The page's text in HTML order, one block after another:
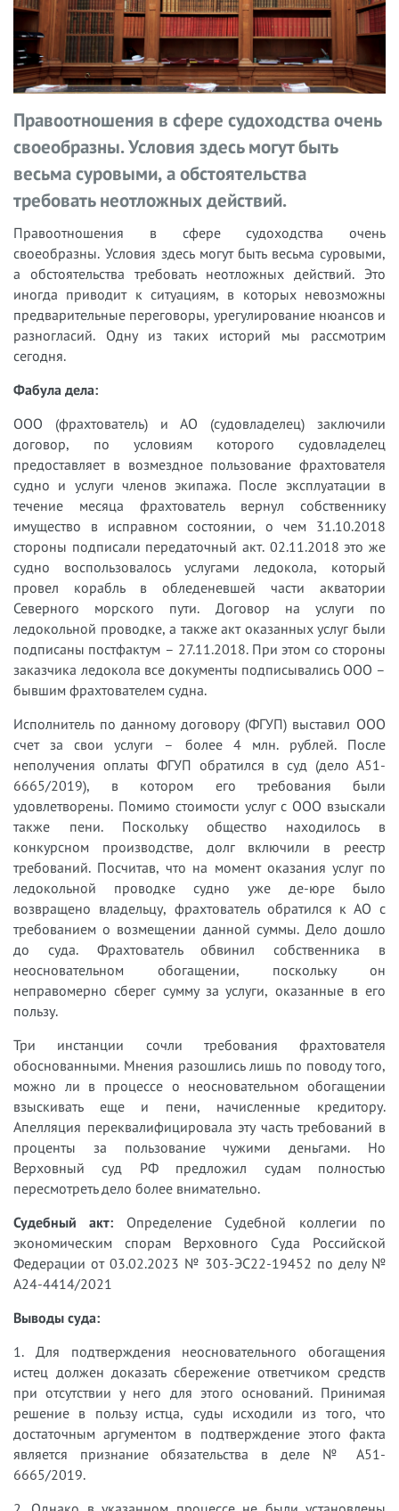
Правоотношения в сфере судоходства очень
своеобразны. Условия здесь могут быть
весьма суровыми, а обстоятельства
требовать неотложных действий.
Правоотношения в сфере судоходства очень
своеобразны. Условия здесь могут быть весьма суровыми,
а обстоятельства требовать неотложных действий. Это
иногда приводит к ситуациям, в которых невозможны
предварительные переговоры, урегулирование нюансов и
разногласий. Одну из таких историй мы рассмотрим
сегодня.
Фабула дела:
ООО (фрахтователь) и АО (судовладелец) заключили
договор, по условиям которого судовладелец
предоставляет в возмездное пользование фрахтователя
судно и услуги членов экипажа. После эксплуатации в
течение месяца фрахтователь вернул собственнику
имущество в исправном состоянии, о чем 31.10.2018
стороны подписали передаточный акт. 02.11.2018 это же
судно воспользовалось услугами ледокола, который
провел корабль в обледеневшей части акватории
Северного морского пути. Договор на услуги по
ледокольной проводке, а также акт оказанных услуг были
подписаны постфактум – 27.11.2018. При этом со стороны
заказчика ледокола все документы подписывались ООО –
бывшим фрахтователем судна.
Исполнитель по данному договору (ФГУП) выставил ООО
счет за свои услуги – более 4 млн. рублей. После
неполучения оплаты ФГУП обратился в суд (дело А51-
6665/2019), в котором его требования были
удовлетворены. Помимо стоимости услуг с ООО взыскали
также пени. Поскольку общество находилось в
конкурсном производстве, долг включили в реестр
требований. Посчитав, что на момент оказания услуг по
ледокольной проводке судно уже де-юре было
возвращено владельцу, фрахтователь обратился к АО с
требованием о возмещении данной суммы. Дело дошло
до суда. Фрахтователь обвинил собственника в
неосновательном обогащении, поскольку он
неправомерно сберег сумму за услуги, оказанные в его
пользу.
Три инстанции сочли требования фрахтователя
обоснованными. Мнения разошлись лишь по поводу того,
можно ли в процессе о неосновательном обогащении
взыскивать еще и пени, начисленные кредитору.
Апелляция переквалифицировала эту часть требований в
проценты за пользование чужими деньгами. Но
Верховный суд РФ предложил судам полностью
пересмотреть дело более внимательно.
Судебный акт: Определение Судебной коллегии по
экономическим спорам Верховного Суда Российской
Федерации от 03.02.2023 № 303-ЭС22-19452 по делу №
А24-4414/2021
Выводы суда:
1. Для подтверждения неосновательного обогащения
истец должен доказать сбережение ответчиком средств
при отсутствии у него для этого оснований. Принимая
решение в пользу истца, суды исходили из того, что
достаточным аргументом в подтверждение этого факта
является признание обязательства в деле № А51-
6665/2019.